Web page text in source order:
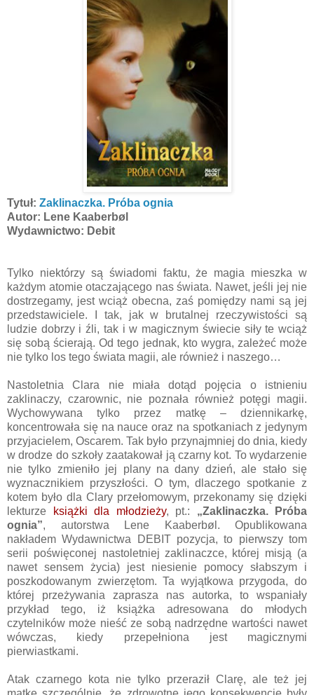
Tytuł: Zaklinaczka. Próba ognia
Autor: Lene Kaaberbøl
Wydawnictwo: Debit
Tylko niektórzy są świadomi faktu, że magia mieszka w
każdym atomie otaczającego nas świata. Nawet, jeśli jej nie
dostrzegamy, jest wciąż obecna, zaś pomiędzy nami są jej
przedstawiciele. I tak, jak w brutalnej rzeczywistości są
ludzie dobrzy i źli, tak i w magicznym świecie siły te wciąż
się sobą ścierają. Od tego jednak, kto wygra, zależeć może
nie tylko los tego świata magii, ale również i naszego…
Nastoletnia Clara nie miała dotąd pojęcia o istnieniu
zaklinaczy, czarownic, nie poznała również potęgi magii.
Wychowywana tylko przez matkę – dziennikarkę,
koncentrowała się na nauce oraz na spotkaniach z jedynym
przyjacielem, Oscarem. Tak było przynajmniej do dnia, kiedy
w drodze do szkoły zaatakował ją czarny kot. To wydarzenie
nie tylko zmieniło jej plany na dany dzień, ale stało się
wyznacznikiem przyszłości. O tym, dlaczego spotkanie z
kotem było dla Clary przełomowym, przekonamy się dzięki
lekturze
książki dla młodzieży, pt.: „Zaklinaczka. Próba
ognia”, autorstwa Lene Kaaberbøl. Opublikowana
nakładem Wydawnictwa DEBIT pozycja, to pierwszy tom
serii poświęconej nastoletniej zaklinaczce, której misją (a
nawet sensem życia) jest niesienie pomocy słabszym i
poszkodowanym zwierzętom. Ta wyjątkowa przygoda, do
której przeżywania zaprasza nas autorka, to wspaniały
przykład tego, iż książka adresowana do młodych
czytelników może nieść ze sobą nadrzędne wartości nawet
wówczas, kiedy przepełniona jest magicznymi
pierwiastkami.
Atak czarnego kota nie tylko przeraził Clarę, ale też jej